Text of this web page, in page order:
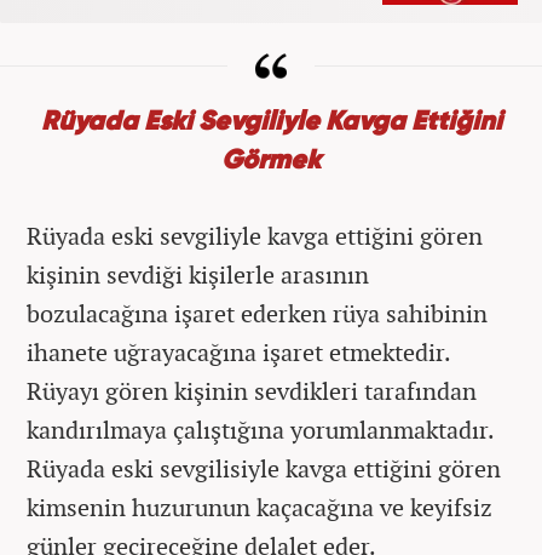
Rüyada Eski Sevgiliyle Kavga Ettiğini
Görmek
Rüyada eski sevgiliyle kavga ettiğini gören
kişinin sevdiği kişilerle arasının
bozulacağına işaret ederken rüya sahibinin
ihanete uğrayacağına işaret etmektedir.
Rüyayı gören kişinin sevdikleri tarafından
kandırılmaya çalıştığına yorumlanmaktadır.
Rüyada eski sevgilisiyle kavga ettiğini gören
kimsenin huzurunun kaçacağına ve keyifsiz
günler geçireceğine delalet eder.